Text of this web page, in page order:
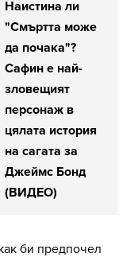
Наистина ли
"Смъртта може
да почака"?
Сафин е най-
зловещият
персонаж в
цялата история
на сагата за
Джеймс Бонд
(ВИДЕО)
би предпочел